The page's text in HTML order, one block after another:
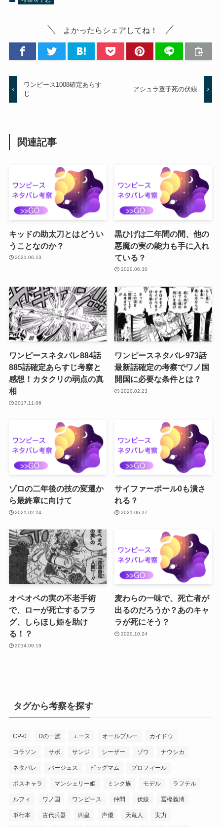
よかったらシェアしてね！
ワンピース1008確定あらす
じ
アシュラ童子死の伏線
関連記事
キッドの助太刀とはどうい
うことなのか？
2021.06.13
黒ひげは二年間の間、他の
悪魔の実の能力も手に入れ
ている？
2020.06.30
ワンピースネタバレ884話
885話確定あらすじ考察と
感想！カタクリの弱点の真
相
2017.11.06
ワンピースネタバレ973話
最新話確定の考察でワノ国
開国に必要な条件とは？
2020.02.23
ゾロの二年後の技の変遷か
ら最終章に向けて
2021.02.24
サイファーポール0も潰さ
れる？
2021.06.27
オペオペの実の不老手術
で、ローが死亡するフラ
グ、しらほし姫を助け
る！？
2014.09.19
麦わらの一味で、死亡者が
出るのだろうか？あのキャ
ラが死にそう？
2020.10.24
タグから考察を探す
CP-0 Dの一族 エース オールブルー カイドウ
コラソン サボ サンジ シーザー ゾウ ナウシカ
ネタバレ バージェス ビッグマム プロフィール
ボスキャラ マンシェリー姫 ミンク族 モデル ラフテル
ルフィ ワノ国 ワンピース 仲間 伏線 冨樫義博
単行本 古代兵器 四皇 声優 天竜人 実力